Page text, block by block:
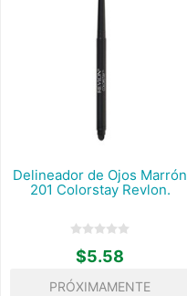
Delineador de Ojos Marrón
201 Colorstay Revlon.
$5.58
PRÓXIMAMENTE